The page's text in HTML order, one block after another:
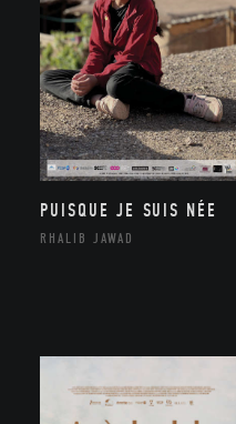
PUISQUE JE SUIS NÉE
RHALIB JAWAD